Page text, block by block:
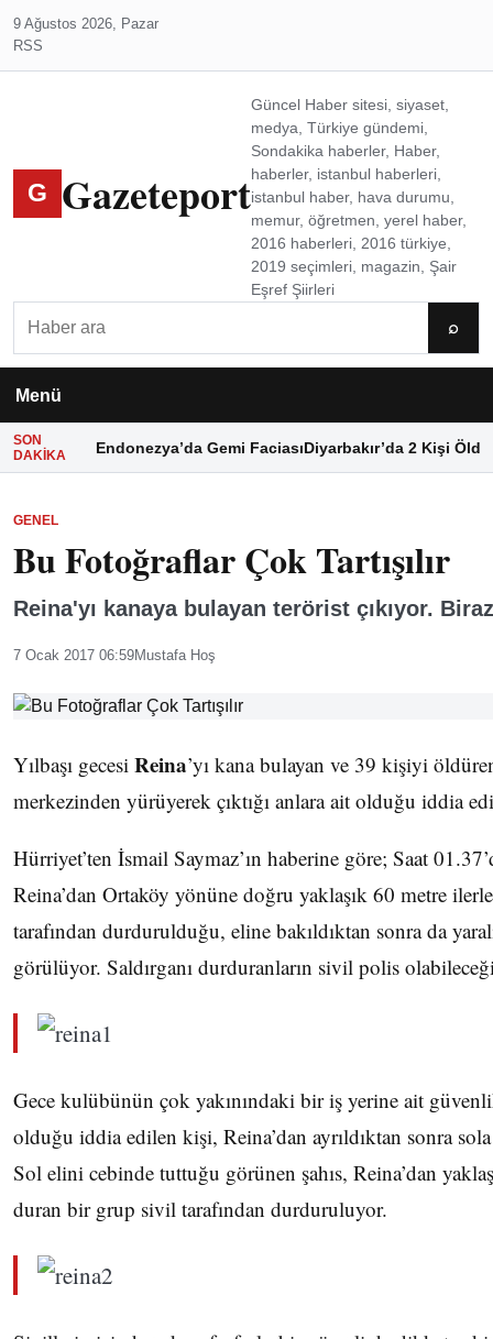
9 Ağustos 2026, Pazar
RSS
G Gazeteport
Güncel Haber sitesi, siyaset,
medya, Türkiye gündemi,
Sondakika haberler, Haber,
haberler, istanbul haberleri,
istanbul haber, hava durumu,
memur, öğretmen, yerel haber,
2016 haberleri, 2016 türkiye,
2019 seçimleri, magazin, Şair
Eşref Şiirleri
⌕
Menü
SON
DAKIKA
Endonezya’da Gemi FaciasıDiyarbakır’da 2 Kişi Öldü
GENEL
Bu Fotoğraflar Çok Tartışılır
Reina'yı kanaya bulayan terörist çıkıyor.
7 Ocak 2017 06:59Mustafa Hoş
Yılbaşı gecesi Reina’yı kana bulayan ve 39 kişiyi
merkezinden yürüyerek çıktığı anlara ait olduğu iddia
Hürriyet’ten İsmail Saymaz’ın haberine göre; Saat
Reina’dan Ortaköy yönüne doğru yaklaşık 60 metre
tarafından durdurulduğu, eline bakıldıktan sonra da
görülüyor. Saldırganı durduranların sivil polis
Gece kulübünün çok yakınındaki bir iş yerine ait
olduğu iddia edilen kişi, Reina’dan ayrıldıktan sonra
Sol elini cebinde tuttuğu görünen şahıs, Reina’dan
duran bir grup sivil tarafından durduruluyor.